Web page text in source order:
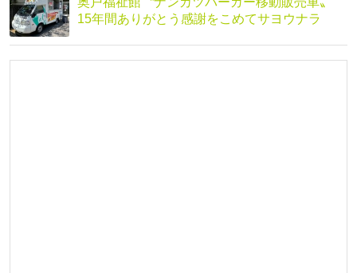
15年間ありがとう感謝をこめてサヨウナラ